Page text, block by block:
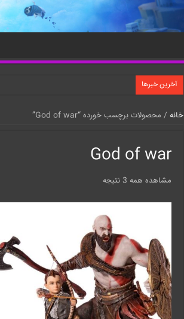
آخرین خبرها
خانه / محصولات برچسب خورده “God of war”
God of war
مشاهده همه 3 نتیجه